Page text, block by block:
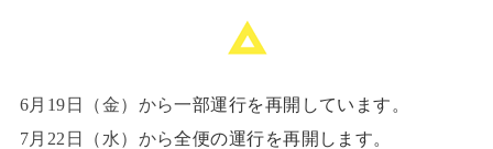
6月19日（金）から一部運行を再開しています。
7月22日（水）から全便の運行を再開します。